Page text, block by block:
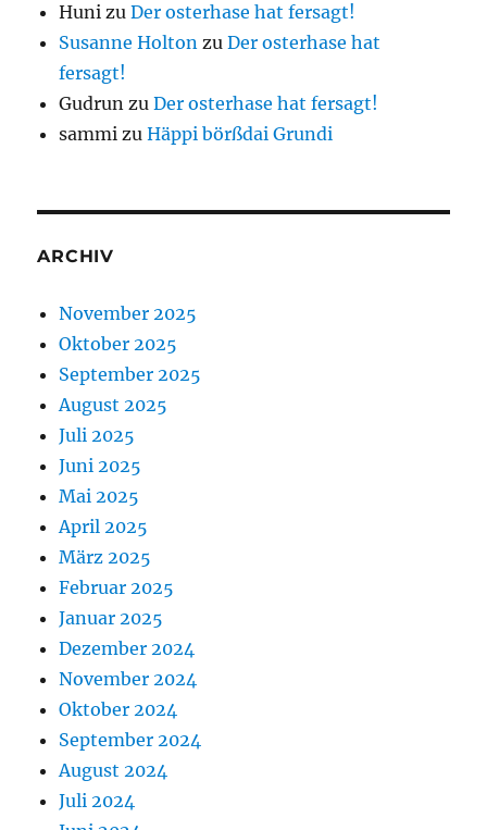
Huni zuDer osterhase hat fersagt!
Susanne Holton zuDer osterhase hat
fersagt!
Gudrun zuDer osterhase hat fersagt!
sammi zuHäppi börßdai Grundi
ARCHIV
November 2025
Oktober 2025
September 2025
August 2025
Juli 2025
Juni 2025
Mai 2025
April 2025
März 2025
Februar 2025
Januar 2025
Dezember 2024
November 2024
Oktober 2024
September 2024
August 2024
Juli 2024